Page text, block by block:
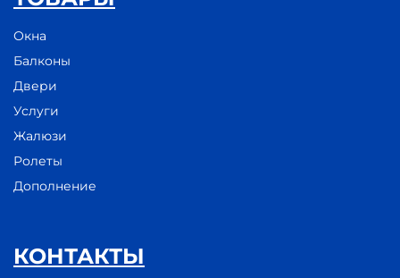
Окна
Балконы
Двери
Услуги
Жалюзи
Ролеты
Дополнение
КОНТАКТЫ